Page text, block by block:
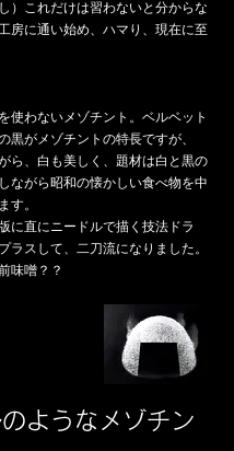
）これだけは習わないと分からな
房に通い始め、ハマり、現在に至
使わないメゾチント。ベルベット
黒がメゾチントの特長ですが、
ら、白も美しく、題材は白と黒の
ながら昭和の懐かしい食べ物を中
す。
に直にニードルで描く技法ドラ
ラスして、二刀流になりました。
味噌？？
ようなメゾチン